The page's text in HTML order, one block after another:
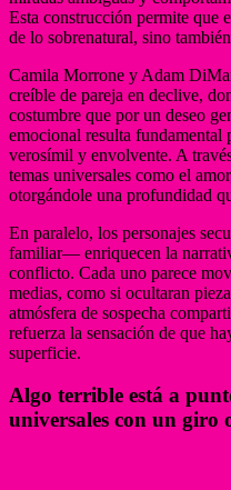
Esta construcción permite que
de lo sobrenatural, sino
Camila Morrone y Adam
creíble de pareja en declive,
costumbre que por un deseo
emocional resulta fundamental
verosímil y envolvente. A
temas universales como el
otorgándole una profundidad
En paralelo, los personajes
familiar— enriquecen la
conflicto. Cada uno parece
medias, como si ocultaran
atmósfera de sospecha
refuerza la sensación de que
superficie.
Algo terrible está a
universales con un giro